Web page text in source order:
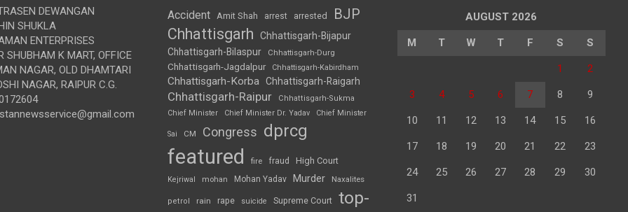
DEWANGAN
SHUKLA
ENTERPRISES
SHUBHAM K MART, OFFICE
NAGAR, OLD DHAMTARI
NAGAR, RAIPUR C.G.
Accident Amit Shah arrest arrested BJP
Chhattisgarh
Chhattisgarh-Bijapur
Chhattisgarh-Bilaspur
Chhattisgarh-Durg
Chhattisgarh-Jagdalpur Chhattisgarh-Kabirdham
Chhattisgarh-Korba Chhattisgarh-Raigarh
Chhattisgarh-Raipur
Chhattisgarh-Sukma
Chief Minister
Chief Minister Dr. Yadav Chief Minister
Sai CM Congress dprcg
featured fire fraud High Court
Kejriwal mohan Mohan Yadav Murder Naxalites
petrol rain rape suicide Supreme Court top-
AUGUST 2026
M T W T F S S
1 2
3 4 5 6 7 8 9
10 11 12 13 14 15 16
17 18 19 20 21 22 23
24 25 26 27 28 29 30
31